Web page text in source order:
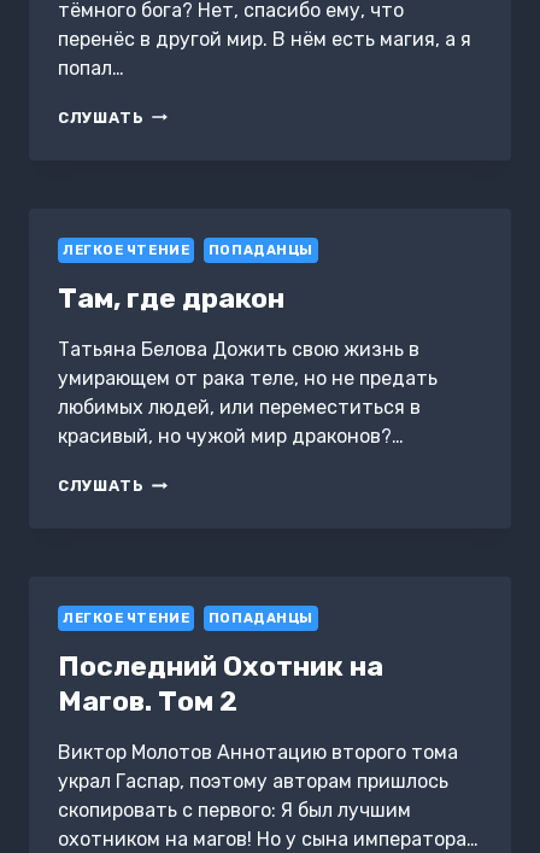
тёмного бога? Нет, спасибо ему, что
перенёс в другой мир. В нём есть магия, а я
попал…
СЛУШАТЬ КАК
ЛЕГКОЕ ЧТЕНИЕ ПОПАДАНЦЫ
Там, где дракон
Татьяна Белова Дожить свою жизнь в
умирающем от рака теле, но не предать
любимых людей, или переместиться в
красивый, но чужой мир драконов?…
СЛУШАТЬ ТАМ,
ЛЕГКОЕ ЧТЕНИЕ ПОПАДАНЦЫ
Последний Охотник на
Магов. Том 2
Виктор Молотов Аннотацию второго тома
украл Гаспар, поэтому авторам пришлось
скопировать с первого: Я был лучшим
охотником на магов! Но у сына императора…